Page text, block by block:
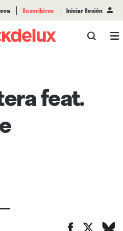
Suscribirse Iniciar Sesión
feat.